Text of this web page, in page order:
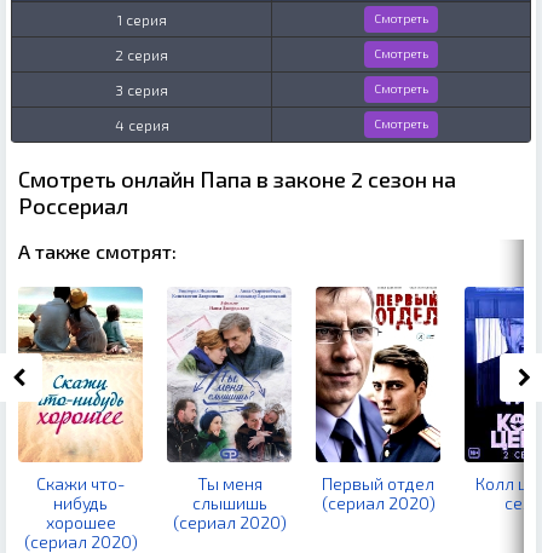
1 серия Смотреть
2 серия Смотреть
3 серия Смотреть
4 серия Смотреть
Смотреть онлайн Папа в законе 2 сезон на
Россериал
А также смотрят:
Скажи что-
нибудь
хорошее
(сериал 2020)
Ты меня
слышишь
(сериал 2020)
Первый отдел
(сериал 2020)
Колл